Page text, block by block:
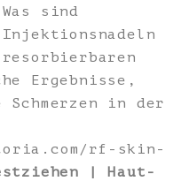
sind
Injektionsnadeln
Ergebnisse,
in der
rf-skin-
| Haut-